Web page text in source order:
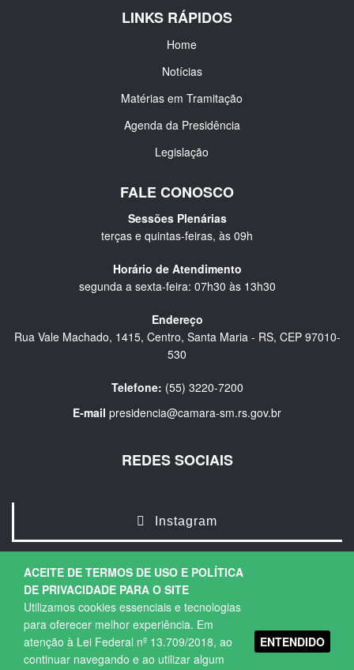
ACEITE DE TERMOS DE USO E POLÍTICA
DE PRIVACIDADE PARA O SITE
Utilizamos cookies essenciais e tecnologias
para oferecer melhor experiência. Em
atenção à Lei Federal nº 13.709/2018, ao
continuar navegando e ao utilizar algum
ENTENDIDO
LINKS RÁPIDOS
Home
Notícias
Matérias em Tramitação
Agenda da Presidência
Legislação
FALE CONOSCO
Sessões Plenárias
terças e quintas-feiras, às 09h
Horário de Atendimento
segunda a sexta-feira: 07h30 às 13h30
Endereço
Rua Vale Machado, 1415, Centro, Santa Maria - RS, CEP 97010-
530
Telefone: (55) 3220-7200
E-mail presidencia@camara-sm.rs.gov.br
REDES SOCIAIS
Instagram
Copyright © 2026. Todos os direitos Reservados.